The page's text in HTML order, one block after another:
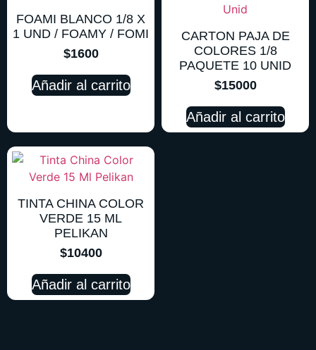
FOAMI BLANCO 1/8 X
1 UND / FOAMY / FOMI
$1600
Añadir al carrito
CARTON PAJA DE
COLORES 1/8
PAQUETE 10 UNID
$15000
Añadir al carrito
TINTA CHINA COLOR
VERDE 15 ML
PELIKAN
$10400
Añadir al carrito